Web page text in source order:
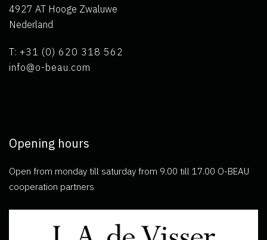
4927 AT Hooge Zwaluwe
Nederland
T: +31 (0) 620 318 562
info@o-beau.com
Opening hours
Open from monday till saturday from 9.00 till 17.00 O-BEAU
cooperation partners